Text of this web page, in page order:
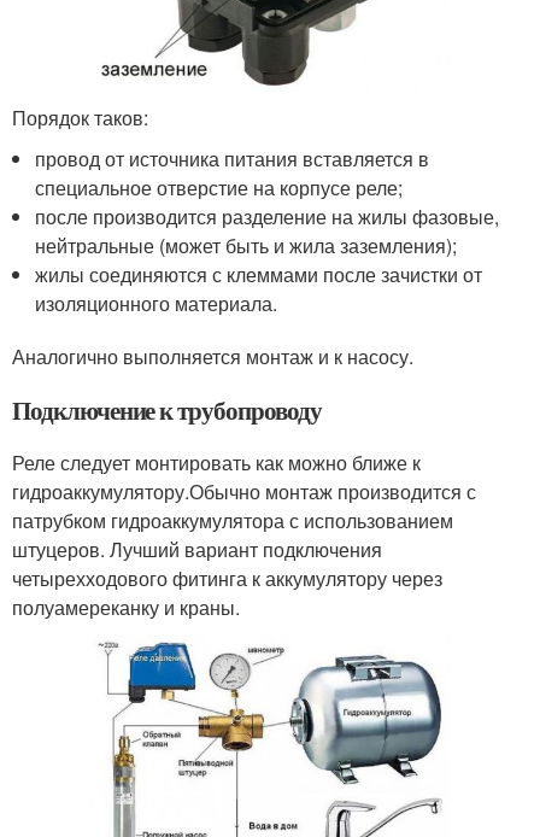
Порядок таков:
провод от источника питания вставляется в
специальное отверстие на корпусе реле;
после производится разделение на жилы фазовые,
нейтральные (может быть и жила заземления);
жилы соединяются с клеммами после зачистки от
изоляционного материала.
Аналогично выполняется монтаж и к насосу.
Подключение к трубопроводу
Реле следует монтировать как можно ближе к
гидроаккумулятору.Обычно монтаж производится с
патрубком гидроаккумулятора с использованием
штуцеров. Лучший вариант подключения
четырехходового фитинга к аккумулятору через
полуамереканку и краны.